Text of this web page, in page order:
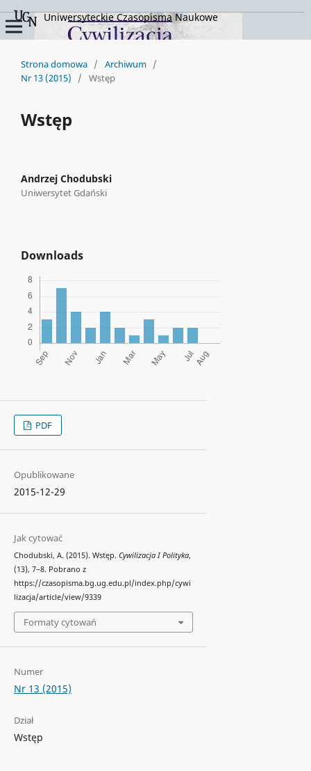
Uniwersyteckie Czasopisma Naukowe
Strona domowa / Archiwum /
Nr 13 (2015)
/ Wstęp
Wstęp
Andrzej Chodubski
Uniwersytet Gdański
Downloads
PDF
Opublikowane
2015-12-29
Jak cytować
Chodubski, A. (2015). Wstęp. Cywilizacja I Polityka,
(13), 7–8. Pobrano z
https://czasopisma.bg.ug.edu.pl/index.php/cywi
lizacja/article/view/9339
Formaty cytowań
Numer
Nr 13 (2015)
Dział
Wstęp